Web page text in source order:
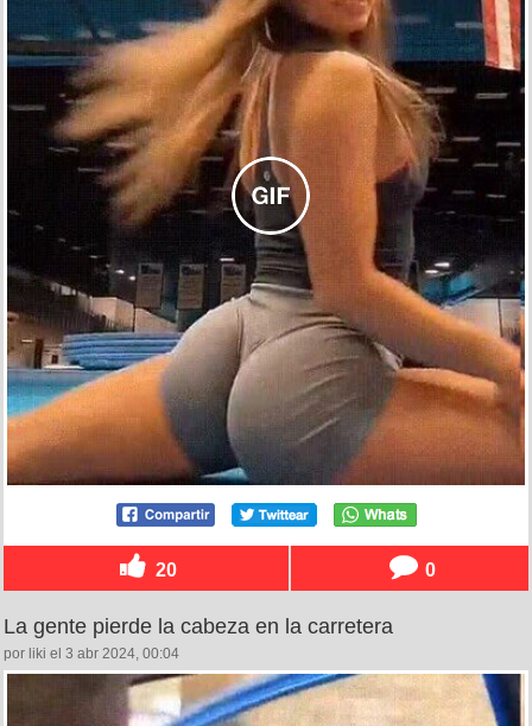
20 0
La gente pierde la cabeza en la carretera
por liki el 3 abr 2024, 00:04